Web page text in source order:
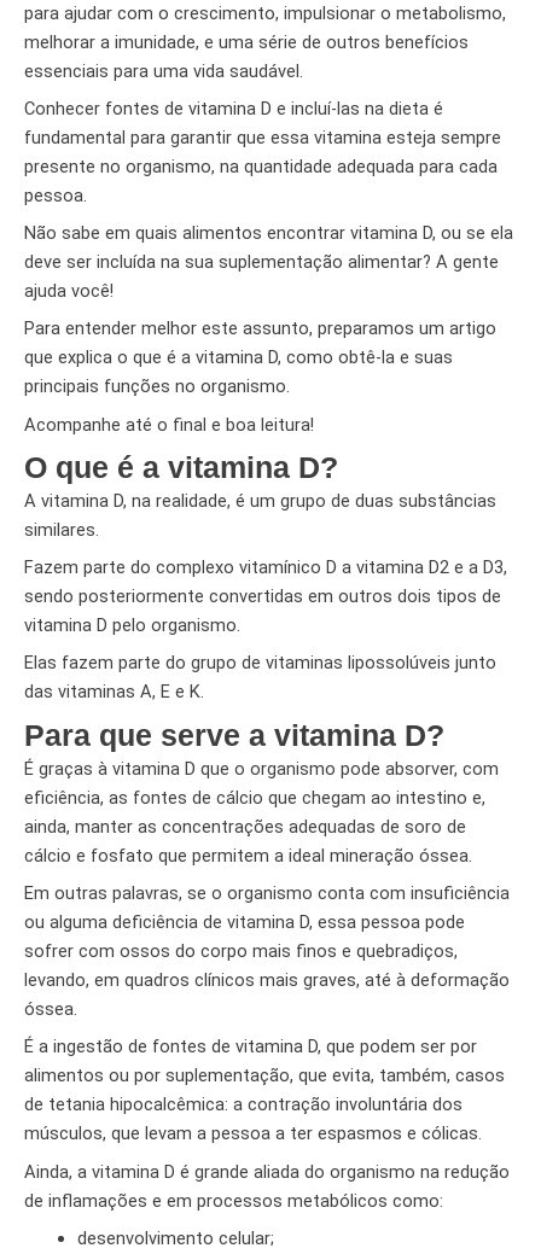
para ajudar com o crescimento, impulsionar o metabolismo,
melhorar a imunidade, e uma série de outros benefícios
essenciais para uma vida saudável.
Conhecer fontes de vitamina D e incluí-las na dieta é
fundamental para garantir que essa vitamina esteja sempre
presente no organismo, na quantidade adequada para cada
pessoa.
Não sabe em quais alimentos encontrar vitamina D, ou se ela
deve ser incluída na sua suplementação alimentar? A gente
ajuda você!
Para entender melhor este assunto, preparamos um artigo
que explica o que é a vitamina D, como obtê-la e suas
principais funções no organismo.
Acompanhe até o final e boa leitura!
O que é a vitamina D?
A vitamina D, na realidade, é um grupo de duas substâncias
similares.
Fazem parte do complexo vitamínico D a vitamina D2 e a D3,
sendo posteriormente convertidas em outros dois tipos de
vitamina D pelo organismo.
Elas fazem parte do grupo de vitaminas lipossolúveis junto
das vitaminas A, E e K.
Para que serve a vitamina D?
É graças à vitamina D que o organismo pode absorver, com
eficiência, as fontes de cálcio que chegam ao intestino e,
ainda, manter as concentrações adequadas de soro de
cálcio e fosfato que permitem a ideal mineração óssea.
Em outras palavras, se o organismo conta com insuficiência
ou alguma deficiência de vitamina D, essa pessoa pode
sofrer com ossos do corpo mais finos e quebradiços,
levando, em quadros clínicos mais graves, até à deformação
óssea.
É a ingestão de fontes de vitamina D, que podem ser por
alimentos ou por suplementação, que evita, também, casos
de tetania hipocalcêmica: a contração involuntária dos
músculos, que levam a pessoa a ter espasmos e cólicas.
Ainda, a vitamina D é grande aliada do organismo na redução
de inflamações e em processos metabólicos como:
desenvolvimento celular;